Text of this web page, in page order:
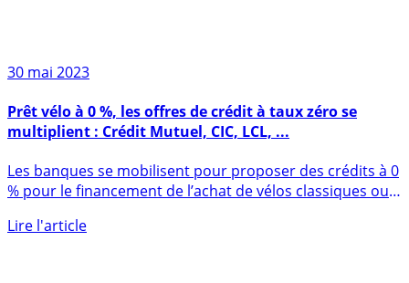
30 mai 2023
multiplient : Crédit Mutuel, CIC, LCL, ...
% pour le financement de l’achat de vélos classiques ou